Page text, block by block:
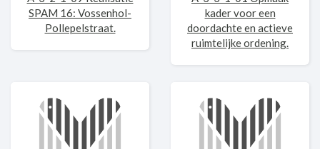
SPAM 16: Vossenhol-
Pollepelstraat.
kader voor een
doordachte en actieve
ruimtelijke ordening.